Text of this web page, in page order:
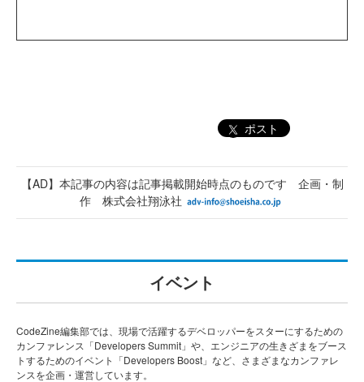
ポスト
【AD】本記事の内容は記事掲載開始時点のものです 企画・制
作 株式会社翔泳社
イベント
CodeZine編集部では、現場で活躍するデベロッパーをスターにするための
カンファレンス「Developers Summit」や、エンジニアの生きざまをブース
トするためのイベント「Developers Boost」など、さまざまなカンファレ
ンスを企画・運営しています。